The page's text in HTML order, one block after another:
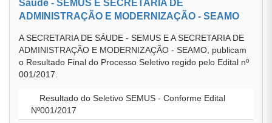
Saúde - SEMUS E SECRETARIA DE
ADMINISTRAÇÃO E MODERNIZAÇÃO - SEAMO
A SECRETARIA DE SÁUDE - SEMUS E A SECRETARIA DE
ADMINISTRAÇÃO E MODERNIZAÇÃO - SEAMO, publicam
o Resultado Final do Processo Seletivo regido pelo Edital nº
001/2017.
Resultado do Seletivo SEMUS - Conforme Edital
Nº001/2017